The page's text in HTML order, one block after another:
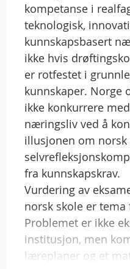
kompetanse i
teknologisk,
kunnskapsbasert
ikke hvis
er rotfestet i
kunnskaper. Norge
ikke konkurrere
næringsliv ved å
illusjonen om norsk
fra kunnskapskrav.
Vurdering av
norsk skole er
Problemet er ikke
institusjon, men
læreplaner og et